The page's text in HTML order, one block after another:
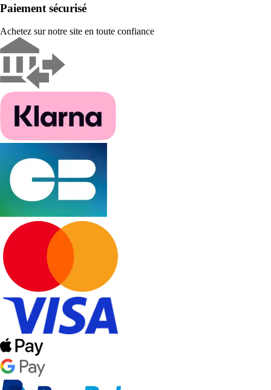
Paiement sécurisé
Achetez sur notre site en toute confiance